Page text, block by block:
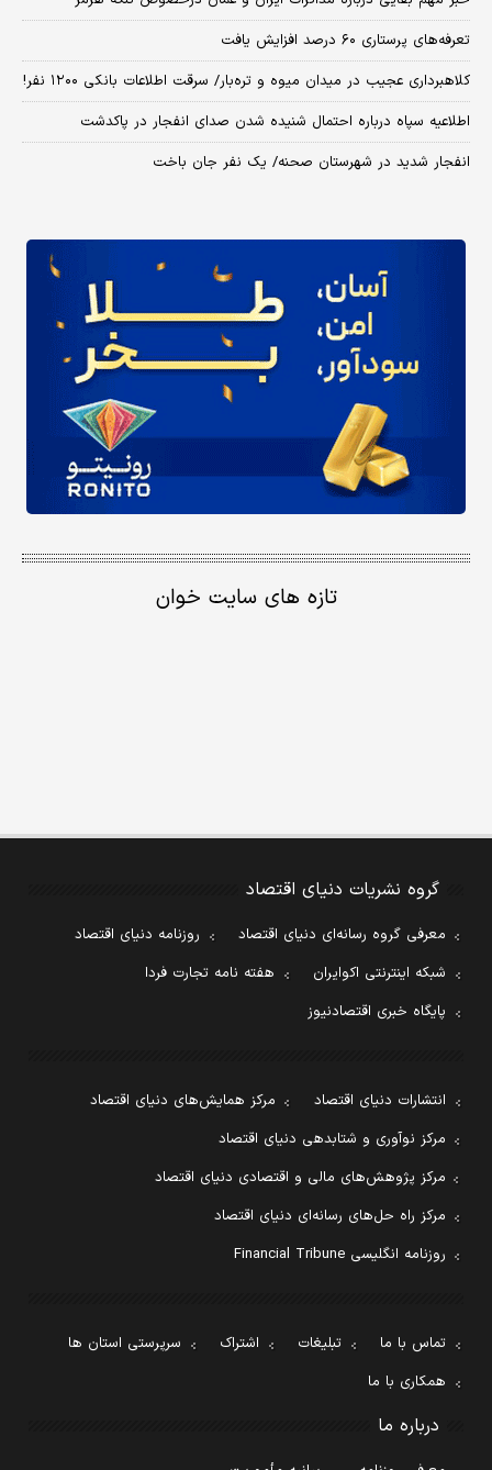
تعرفه‌های پرستاری ۶۰ درصد افزایش یافت
کلاهبرداری عجیب در میدان میوه و تره‌بار/ سرقت اطلاعات بانکی ۱۲۰۰ نفر!
اطلاعیه سپاه درباره احتمال شنیده شدن صدای انفجار در پاکدشت
انفجار شدید در شهرستان صحنه/ یک نفر جان باخت
تازه های سایت خوان
گروه نشریات دنیای اقتصاد
معرفی گروه رسانه‌ای دنیای اقتصاد
روزنامه دنیای اقتصاد
شبکه اینترنتی اکوایران
هفته نامه تجارت فردا
پایگاه خبری اقتصادنیوز
انتشارات دنیای اقتصاد
مرکز همایش‌های دنیای اقتصاد
مرکز نوآوری و شتابدهی دنیای اقتصاد
مرکز پژوهش‌های مالی و اقتصادی دنیای اقتصاد
مرکز راه حل‌های رسانه‌ای دنیای اقتصاد
روزنامه انگلیسی Financial Tribune
تماس با ما تبلیغات اشتراک
سرپرستی استان ها
همکاری با ما
درباره ما